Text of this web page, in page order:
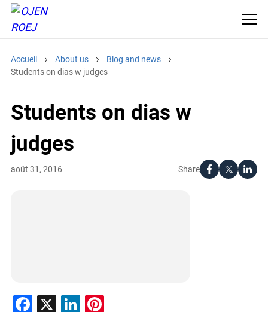
Accueil About us
Blog and news
Students on dias w judges
Students on dias w
judges
Share
août 31, 2016
Facebook
X LinkedIn
Pinterest